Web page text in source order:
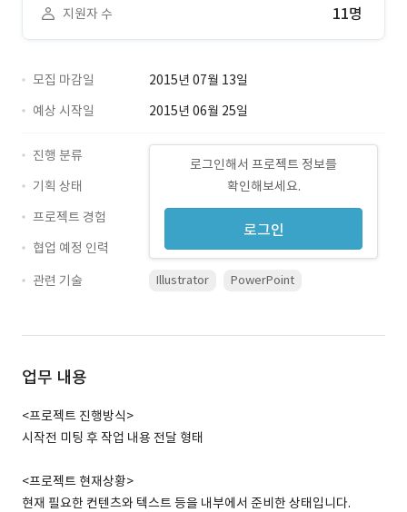
지원자 수 11명
모집 마감일
2015년 07월 13일
예상 시작일
2015년 06월 25일
로그인해서 프로젝트 정보를
확인해보세요.
로그인
진행 분류
기획 상태
프로젝트 경험
협업 예정 인력
관련 기술
Illustrator PowerPoint
업무 내용
<프로젝트 진행방식>
시작전 미팅 후 작업 내용 전달 형태
<프로젝트 현재상황>
현재 필요한 컨텐츠와 텍스트 등을 내부에서 준비한 상태입니다.